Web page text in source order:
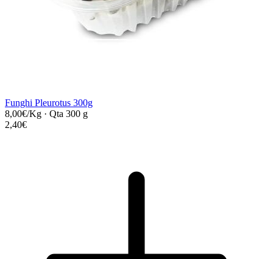
Funghi Pleurotus 300g
8,00€/Kg · Qta 300 g
2,40€